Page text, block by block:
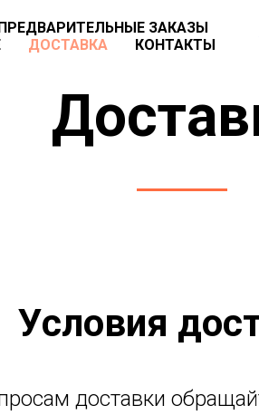
ЗАКАЗЫ
ДОСТАВКА КОНТАКТЫ
Условия
доставки